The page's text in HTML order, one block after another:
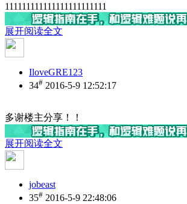
111111111111111111111111
展开阅读全文
IloveGRE123
34# 2016-5-9 12:52:17
多谢楼主分享！！
展开阅读全文
jobeast
35# 2016-5-9 22:48:06